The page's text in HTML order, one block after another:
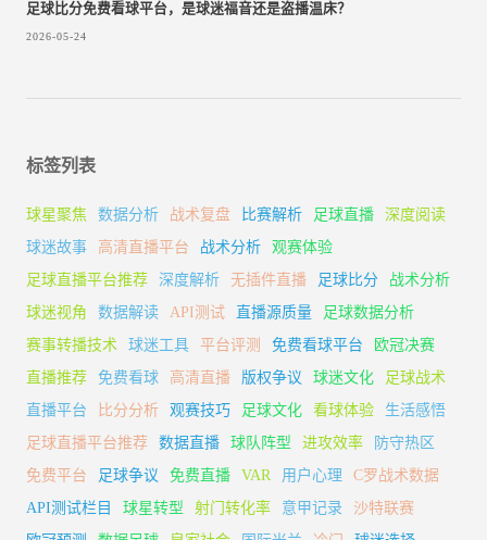
足球比分免费看球平台，是球迷福音还是盗播温床？
2026-05-24
标签列表
球星聚焦 数据分析 战术复盘 比赛解析 足球直播
深度阅读
球迷故事
高清直播平台 战术分析
观赛体验
足球直播平台推荐
深度解析 无插件直播 足球比分
战术分析
球迷视角
数据解读 API测试 直播源质量
足球数据分析
赛事转播技术
球迷工具 平台评测 免费看球平台
欧冠决赛
直播推荐
免费看球 高清直播 版权争议 球迷文化
足球战术
直播平台
比分分析 观赛技巧 足球文化 看球体验
生活感悟
足球直播平台推荐
数据直播 球队阵型 进攻效率
防守热区
免费平台
足球争议 免费直播 VAR 用户心理
C罗战术数据
API测试栏目
球星转型 射门转化率 意甲记录
沙特联赛